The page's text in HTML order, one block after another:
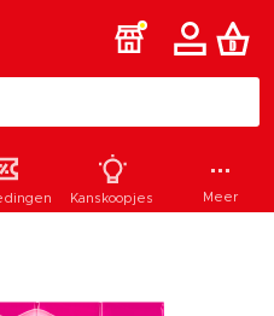
Kanskoopjes Meer